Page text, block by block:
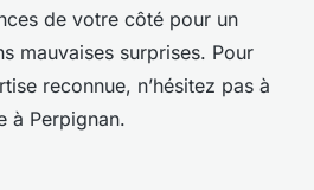
de votre côté pour un
mauvaises surprises. Pour
reconnue, n’hésitez pas à
à Perpignan.